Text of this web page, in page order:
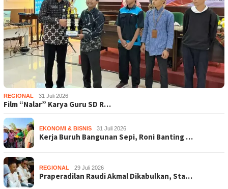
REGIONAL 31 Juli 2026
Film “Nalar” Karya Guru SD R…
EKONOMI & BISNIS 31 Juli 2026
Kerja Buruh Bangunan Sepi, Roni Banting …
REGIONAL 29 Juli 2026
Praperadilan Raudi Akmal Dikabulkan, Sta…